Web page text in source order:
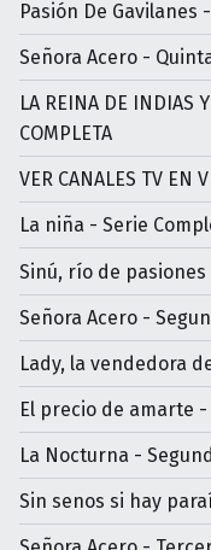
Pasión De Gavilanes
Señora Acero -
LA REINA DE INDIAS
COMPLETA
VER CANALES TV EN
La niña - Serie
Sinú, río de
Señora Acero -
Lady, la vendedora
El precio de amarte
La Nocturna -
Sin senos si hay